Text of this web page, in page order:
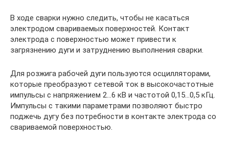
В ходе сварки нужно следить, чтобы не касаться
электродом свариваемых поверхностей. Контакт
электрода с поверхностью может привести к
загрязнению дуги и затруднению выполнения сварки.
Для розжига рабочей дуги пользуются осцилляторами,
которые преобразуют сетевой ток в высокочастотные
импульсы с напряжением 2…6 кВ и частотой 0,15…0,5 кГц.
Импульсы с такими параметрами позволяют быстро
поджечь дугу без потребности в контакте электрода со
свариваемой поверхностью.